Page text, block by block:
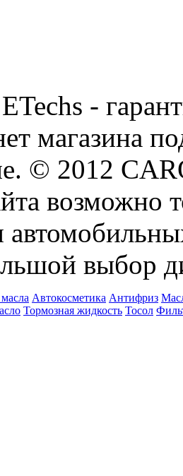
-
магазина
© 2012
возможно
выбор
Автокосметика Антифриз
Тормозная жидкость Тосол